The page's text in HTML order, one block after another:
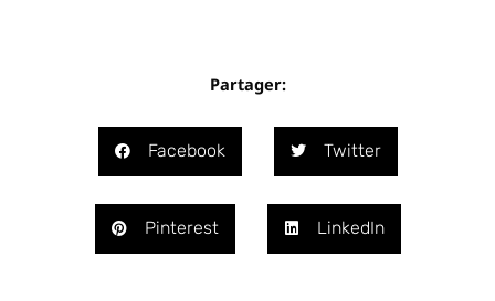
Partager:
Facebook Twitter
Pinterest LinkedIn